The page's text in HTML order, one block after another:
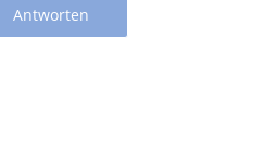
Antworten